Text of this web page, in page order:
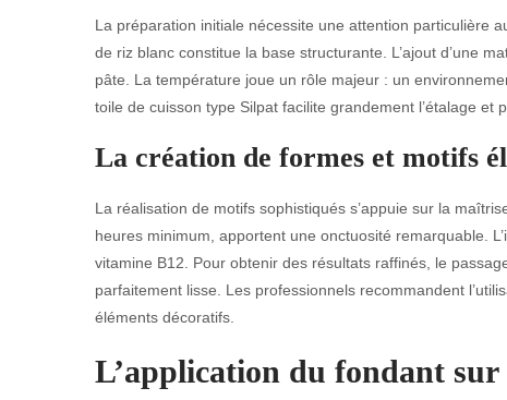
La préparation initiale nécessite une attention particulière
de riz blanc constitue la base structurante. L’ajout d’une
pâte. La température joue un rôle majeur : un
toile de cuisson type Silpat facilite grandement l’étalage et
La création de formes et motifs
La réalisation de motifs sophistiqués s’appuie sur la
heures minimum, apportent une onctuosité remarquable.
vitamine B12. Pour obtenir des résultats raffinés, le
parfaitement lisse. Les professionnels recommandent
éléments décoratifs.
L’application du fondant sur